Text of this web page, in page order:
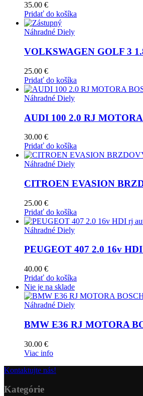
35.00 €
Pridať do košíka
Náhradné Diely
VOLKSWAGEN GOLF 3
25.00 €
Pridať do košíka
Náhradné Diely
AUDI 100 2.0 RJ MOTORA
30.00 €
Pridať do košíka
Náhradné Diely
CITROEN EVASION
25.00 €
Pridať do košíka
Náhradné Diely
PEUGEOT 407 2.0 16v
40.00 €
Pridať do košíka
Nie je na sklade
Náhradné Diely
BMW E36 RJ MOTORA
30.00 €
Viac info
Kontaktujte nás!
Kategórie